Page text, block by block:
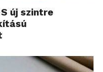
új szintre